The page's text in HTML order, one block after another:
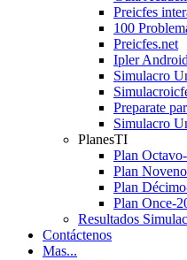
Preicfes
100
Preicfes.net
Ipler Android
Simulacro
Preparate
Simulacro
PlanesTI
Plan
Plan
Plan
Plan Once-
Resultados
Contáctenos
Mas...